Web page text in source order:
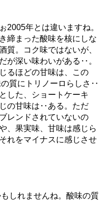
年とは違いますね。
締まった酸味を核にしな
質。コク味ではないが、
が深い味わいがある‥。
るほどの甘味は、この
質にトリノーロらしさ‥
した、ショートケーキ
の甘味は‥ある。ただ
レンドされていないの
、果実味、甘味は感じら
れをマイナスに感じさせ
しれませんね。酸味の質